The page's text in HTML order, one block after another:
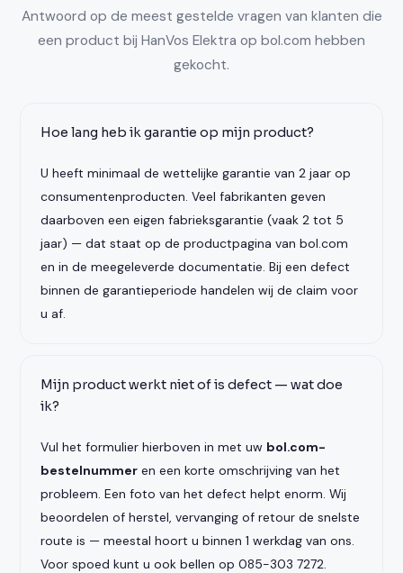
Antwoord op de meest gestelde vragen van klanten die
een product bij HanVos Elektra op bol.com hebben
gekocht.
Hoe lang heb ik garantie op mijn product?
U heeft minimaal de wettelijke garantie van 2 jaar op
consumentenproducten. Veel fabrikanten geven
daarboven een eigen fabrieksgarantie (vaak 2 tot 5
jaar) — dat staat op de productpagina van bol.com
en in de meegeleverde documentatie. Bij een defect
binnen de garantieperiode handelen wij de claim voor
u af.
Mijn product werkt niet of is defect — wat doe
ik?
Vul het formulier hierboven in met uw bol.com-
bestelnummer en een korte omschrijving van het
probleem. Een foto van het defect helpt enorm. Wij
beoordelen of herstel, vervanging of retour de snelste
route is — meestal hoort u binnen 1 werkdag van ons.
Voor spoed kunt u ook bellen op 085-303 7272.